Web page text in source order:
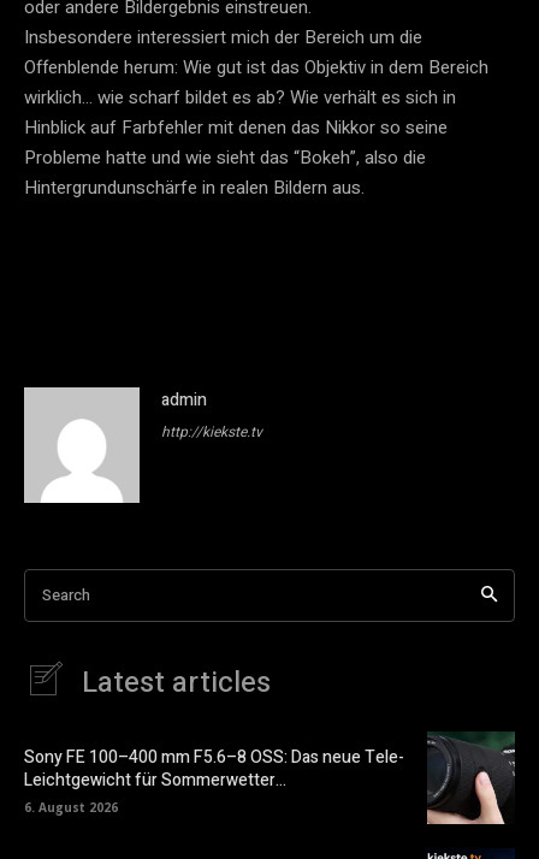
oder andere Bildergebnis einstreuen.
Insbesondere interessiert mich der Bereich um die
Offenblende herum: Wie gut ist das Objektiv in dem Bereich
wirklich… wie scharf bildet es ab? Wie verhält es sich in
Hinblick auf Farbfehler mit denen das Nikkor so seine
Probleme hatte und wie sieht das “Bokeh”, also die
Hintergrundunschärfe in realen Bildern aus.
admin
http://kiekste.tv
Search
Latest articles
Sony FE 100–400 mm F5.6–8 OSS: Das neue Tele-
Leichtgewicht für Sommerwetter…
6. August 2026